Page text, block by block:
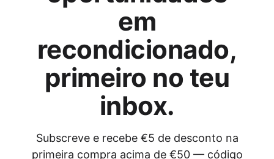
em
recondicionado,
primeiro no teu
inbox.
Subscreve e recebe €5 de desconto na
primeira compra acima de €50 — código